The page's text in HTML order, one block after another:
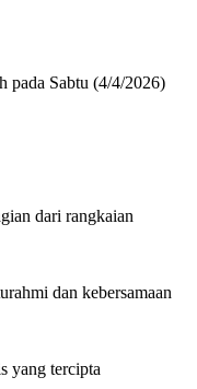
pada Sabtu (4/4/2026)
dari rangkaian
dan kebersamaan
yang tercipta